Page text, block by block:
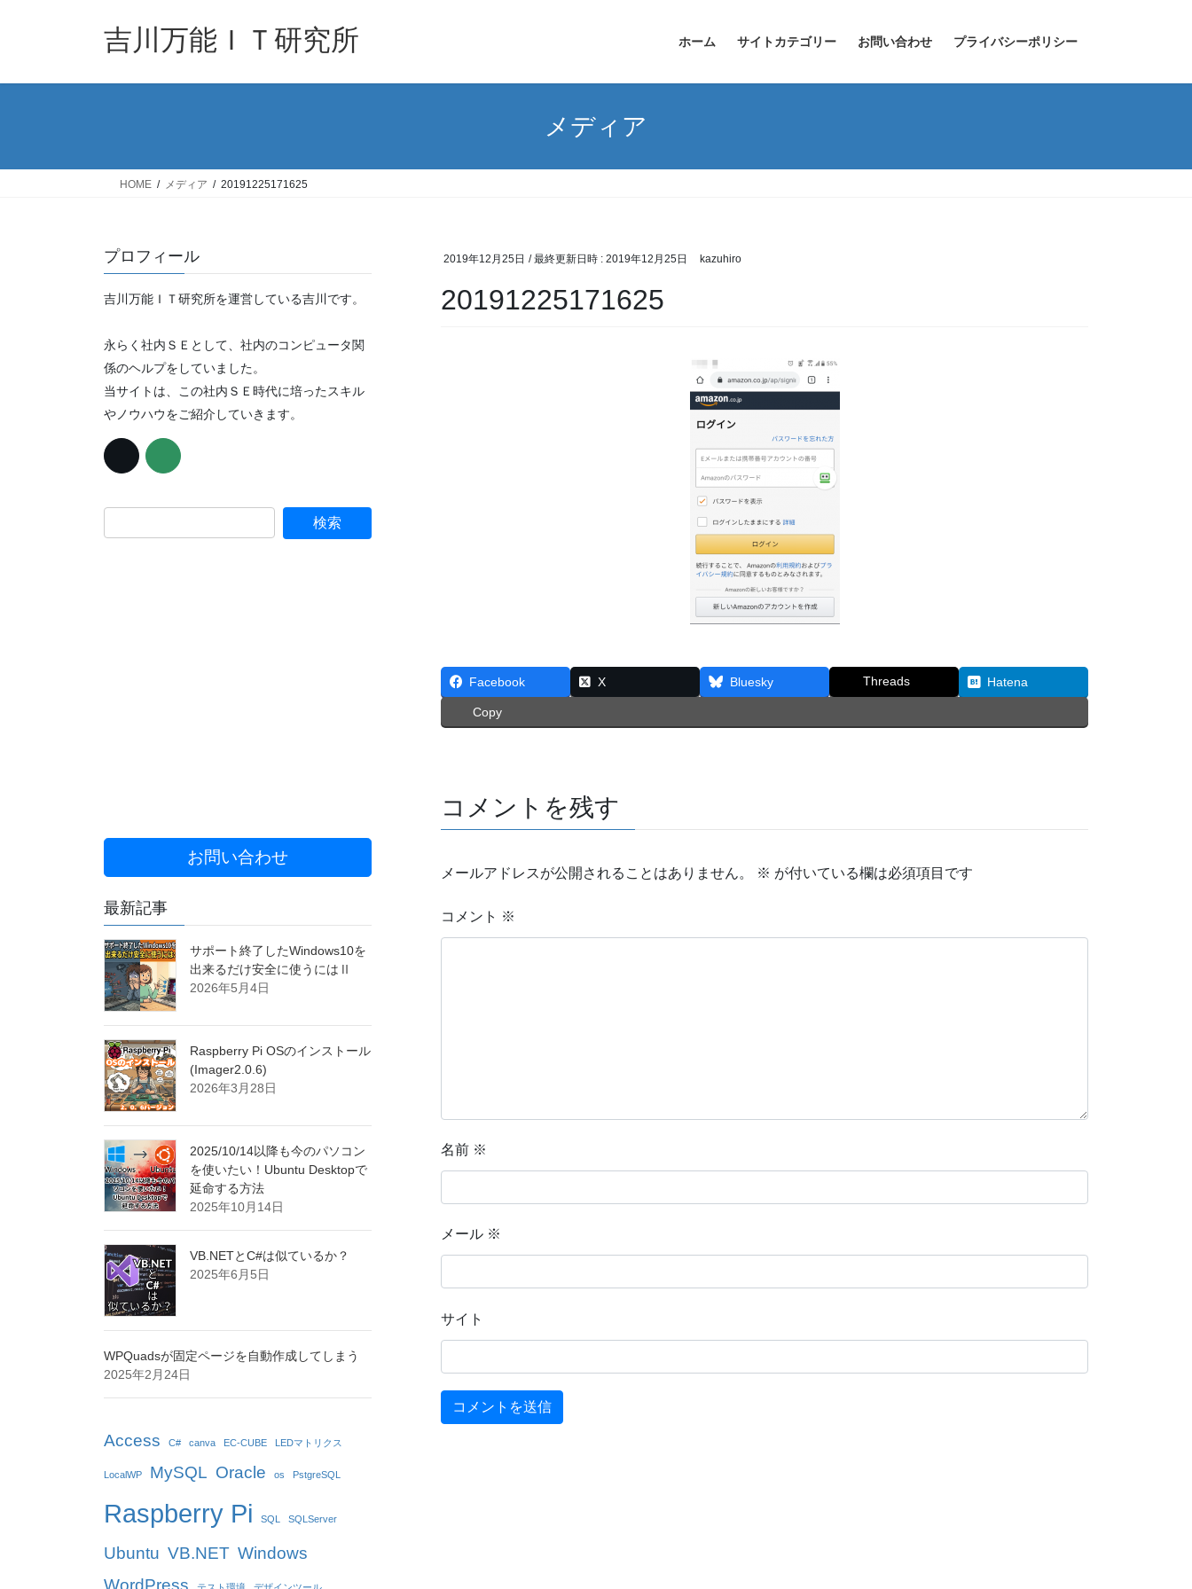
吉川万能ＩＴ研究所 ホーム サイトカテゴリー お問い合わせ プライバシーポリシー
メディア
HOME メディア 20191225171625
2019年12月25日 / 最終更新日時 : 2019年12月25日 kazuhiro
20191225171625
Facebook X Bluesky Threads Hatena
Copy
コメントを残す
メールアドレスが公開されることはありません。 ※ が付いている欄は必須項目です
コメント ※
名前 ※
メール ※
サイト
プロフィール
吉川万能ＩＴ研究所を運営している吉川です。
永らく社内ＳＥとして、社内のコンピュータ関
係のヘルプをしていました。
当サイトは、この社内ＳＥ時代に培ったスキル
やノウハウをご紹介していきます。
お問い合わせ
最新記事
サポート終了したWindows10を
出来るだけ安全に使うにはⅡ
2026年5月4日
Raspberry Pi OSのインストール
(Imager2.0.6)
2026年3月28日
2025/10/14以降も今のパソコン
を使いたい！Ubuntu Desktopで
延命する方法
2025年10月14日
VB.NETとC#は似ているか？
2025年6月5日
WPQuadsが固定ページを自動作成してしまう
2025年2月24日
Access C# canva EC-CUBE LEDマトリクス
LocalWP MySQL Oracle os PstgreSQL
Raspberry Pi SQL SQLServer
Ubuntu VB.NET Windows
WordPress
テスト環境 デザインツール